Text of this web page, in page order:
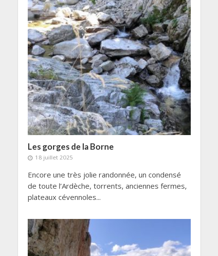
Les gorges de la Borne
18 juillet 2025
Encore une très jolie randonnée, un condensé
de toute l’Ardèche, torrents, anciennes fermes,
plateaux cévennoles...